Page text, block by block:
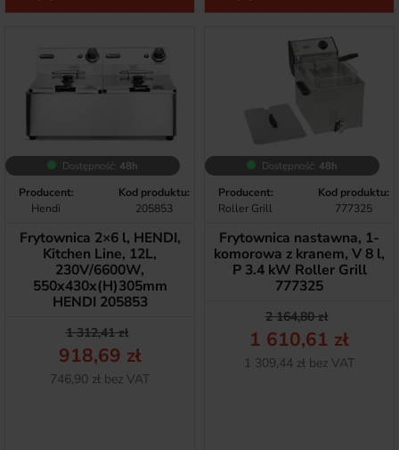
Dostępność: 48h
Producent:
Hendi
Kod produktu:
205853
Frytownica 2×6 l, HENDI,
Kitchen Line, 12L,
230V/6600W,
550x430x(H)305mm
HENDI 205853
Cena podstawowa
1 312,41 zł
Cena
918,69 zł
Netto
746,90 zł bez VAT
Dostępność: 48h
Producent:
Roller Grill
Kod produktu:
777325
Frytownica nastawna, 1-
komorowa z kranem, V 8 l,
P 3.4 kW Roller Grill
777325
Cena
2 164,80 zł
Cena
1 610,61 zł
Netto
1 309,44 zł bez VAT